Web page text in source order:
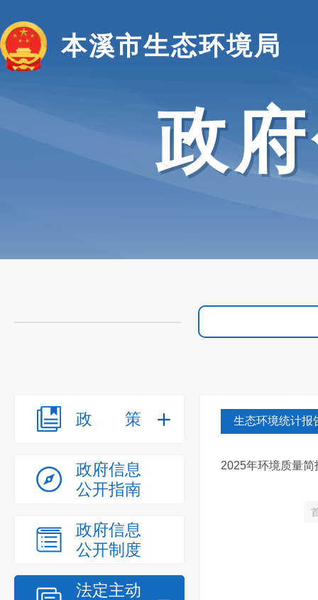
本溪市生态环境局
政
政策
政府信息
公开指南
政府信息
公开制度
法定主动
生态环境统计报
2025年环境质量简